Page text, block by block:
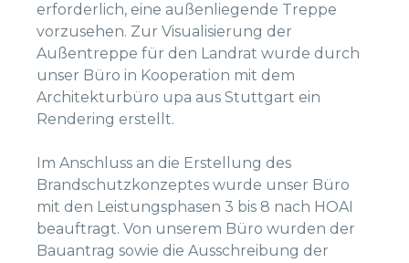
erforderlich, eine außenliegende Treppe
vorzusehen. Zur Visualisierung der
Außentreppe für den Landrat wurde durch
unser Büro in Kooperation mit dem
Architekturbüro upa aus Stuttgart ein
Rendering erstellt.
Im Anschluss an die Erstellung des
Brandschutzkonzeptes wurde unser Büro
mit den Leistungsphasen 3 bis 8 nach HOAI
beauftragt. Von unserem Büro wurden der
Bauantrag sowie die Ausschreibung der